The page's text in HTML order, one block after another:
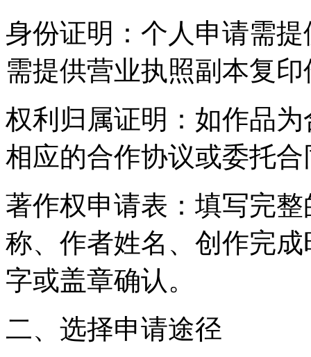
身份证明‌：个人申请需
需提供营业执照副本复
权利归属证明‌：如作品
相应的合作协议或委托
著作权申请表‌：填写完
称、作者姓名、创作完
字或盖章确认。
二、选择申请途径